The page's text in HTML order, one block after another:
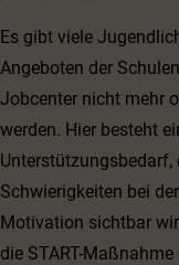
Es gibt viele
Angeboten der
Jobcenter nicht mehr
werden. Hier besteht
Schwierigkeiten bei
Motivation sichtbar
die START-